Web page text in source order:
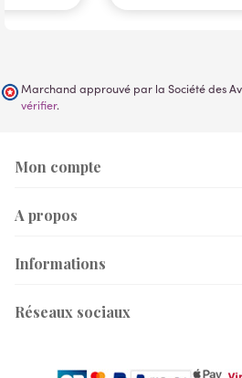
Marchand approuvé par la Société des
vérifier.
Mon compte
A propos
Informations
Réseaux sociaux